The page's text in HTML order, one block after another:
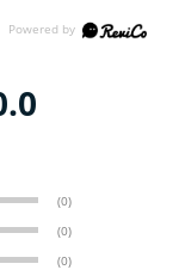
(0)
(0)
(0)